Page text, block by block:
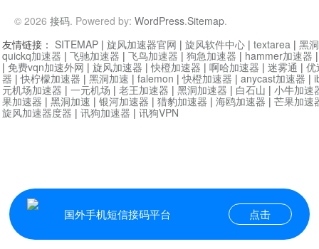
© 2026 接码. Powered by: WordPress.Sitemap.
国外手机短信接码平台 点击
友情链接： SITEMAP | 旋风加速器官网 | 旋风软件中心 | textarea | 黑
quickq加速器 | 飞驰加速器 | 飞鸟加速器 | 狗急加速器 | hammer加速器
| 免费vqn加速外网 | 旋风加速器 |快橙加速器 | 啊哈加速器 | 迷雾通 | 优
器 |快柠檬加速器 | 黑洞加速 | falemon |快橙加速器 | anycast加速器 |
元机场加速器 | 一元机场 | 老王加速器 | 黑洞加速器 | 白石山 | 小牛加速
果加速器 | 黑洞加速 | 银河加速器 | 猎豹加速器 | 海鸥加速器 | 芒果加速
旋风加速器度器 | 讯狗加速器 | 讯狗VPN